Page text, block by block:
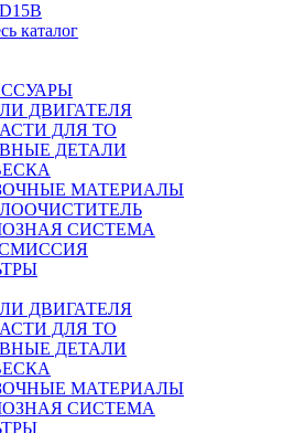
каталог
ДВИГАТЕЛЯ
ДЛЯ ТО
ДЕТАЛИ
МАТЕРИАЛЫ
СИСТЕМА
ДВИГАТЕЛЯ
ДЛЯ ТО
ДЕТАЛИ
МАТЕРИАЛЫ
СИСТЕМА